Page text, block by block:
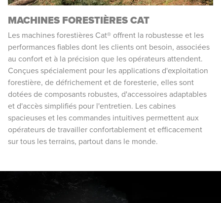
MACHINES FORESTIÈRES CAT
Les machines forestières Cat® offrent la robustesse et les
performances fiables dont les clients ont besoin, associées
au confort et à la précision que les opérateurs attendent.
Conçues spécialement pour les applications d'exploitation
forestière, de défrichement et de foresterie, elles sont
dotées de composants robustes, d'accessoires adaptables
et d'accès simplifiés pour l'entretien. Les cabines
spacieuses et les commandes intuitives permettent aux
opérateurs de travailler confortablement et efficacement
sur tous les terrains, partout dans le monde.